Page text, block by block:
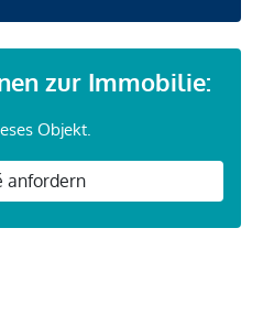
zur Immobilie:
Objekt.
anfordern